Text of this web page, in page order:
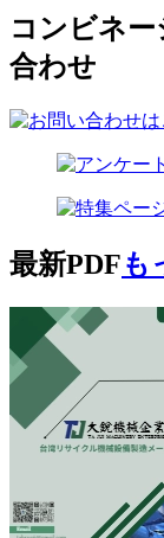
コンビネ
合わせ
最新PDFも